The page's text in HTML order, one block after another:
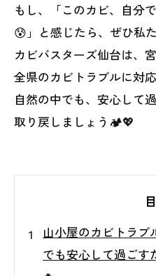
もし、「このカビ、自分
😰」と感じたら、ぜひ私
カビバスターズ仙台は、
全県のカビトラブルに対
自然の中でも、安心して
取り戻しましょう🏕️💖
山小屋のカビトラブ
でも安心して過ごす